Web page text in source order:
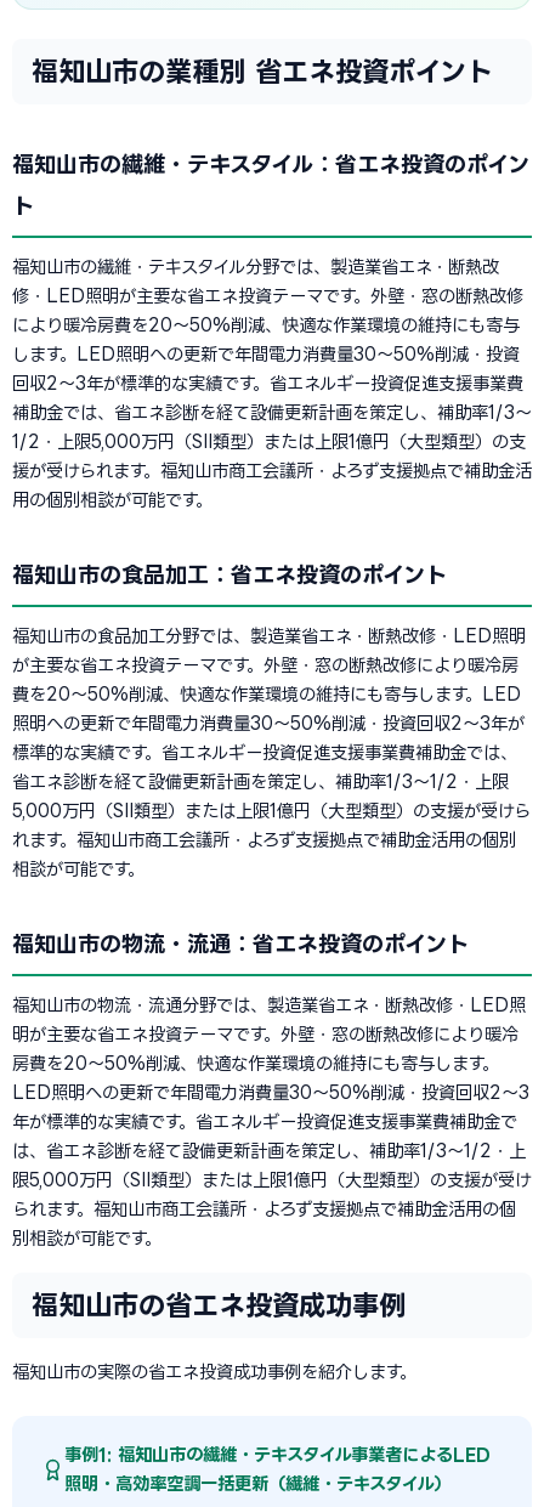
福知山市の業種別 省エネ投資ポイント
福知山市の繊維・テキスタイル：省エネ投資のポイン
ト
福知山市の繊維・テキスタイル分野では、製造業省エネ・断熱改
修・LED照明が主要な省エネ投資テーマです。外壁・窓の断熱改修
により暖冷房費を20〜50%削減、快適な作業環境の維持にも寄与
します。LED照明への更新で年間電力消費量30〜50%削減・投資
回収2〜3年が標準的な実績です。省エネルギー投資促進支援事業費
補助金では、省エネ診断を経て設備更新計画を策定し、補助率1/3〜
1/2・上限5,000万円（SII類型）または上限1億円（大型類型）の支
援が受けられます。福知山市商工会議所・よろず支援拠点で補助金活
用の個別相談が可能です。
福知山市の食品加工：省エネ投資のポイント
福知山市の食品加工分野では、製造業省エネ・断熱改修・LED照明
が主要な省エネ投資テーマです。外壁・窓の断熱改修により暖冷房
費を20〜50%削減、快適な作業環境の維持にも寄与します。LED
照明への更新で年間電力消費量30〜50%削減・投資回収2〜3年が
標準的な実績です。省エネルギー投資促進支援事業費補助金では、
省エネ診断を経て設備更新計画を策定し、補助率1/3〜1/2・上限
5,000万円（SII類型）または上限1億円（大型類型）の支援が受けら
れます。福知山市商工会議所・よろず支援拠点で補助金活用の個別
相談が可能です。
福知山市の物流・流通：省エネ投資のポイント
福知山市の物流・流通分野では、製造業省エネ・断熱改修・LED照
明が主要な省エネ投資テーマです。外壁・窓の断熱改修により暖冷
房費を20〜50%削減、快適な作業環境の維持にも寄与します。
LED照明への更新で年間電力消費量30〜50%削減・投資回収2〜3
年が標準的な実績です。省エネルギー投資促進支援事業費補助金で
は、省エネ診断を経て設備更新計画を策定し、補助率1/3〜1/2・上
限5,000万円（SII類型）または上限1億円（大型類型）の支援が受け
られます。福知山市商工会議所・よろず支援拠点で補助金活用の個
別相談が可能です。
福知山市の省エネ投資成功事例
福知山市の実際の省エネ投資成功事例を紹介します。
事例1: 福知山市の繊維・テキスタイル事業者によるLED
照明・高効率空調一括更新（繊維・テキスタイル）